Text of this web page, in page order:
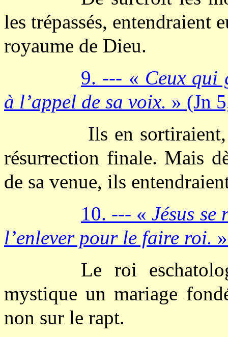
les trépassés, entendraient
royaume de Dieu.
9. --- « Ceux qui
à l’appel de sa voix. » (Jn
Ils en
résurrection finale. Mais
de sa venue, ils
10. --- « Jésus
l’enlever pour le faire roi.
Le roi
mystique un mariage
non sur le rapt.